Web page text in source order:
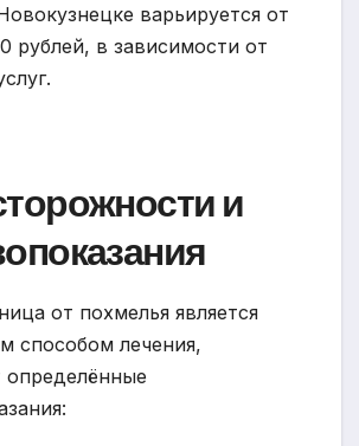
варьируется от
рублей, в зависимости от
и
от похмелья является
способом лечения,